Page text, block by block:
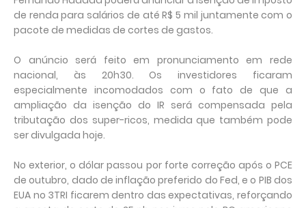
de renda para salários de até R$ 5 mil juntamente com o
pacote de medidas de cortes de gastos.
O anúncio será feito em pronunciamento em rede
nacional, às 20h30. Os investidores ficaram
especialmente incomodados com o fato de que a
ampliação da isenção do IR será compensada pela
tributação dos super-ricos, medida que também pode
ser divulgada hoje.
No exterior, o dólar passou por forte correção após o PCE
de outubro, dado de inflação preferido do Fed, e o PIB dos
EUA no 3TRI ficarem dentro das expectativas, reforçando